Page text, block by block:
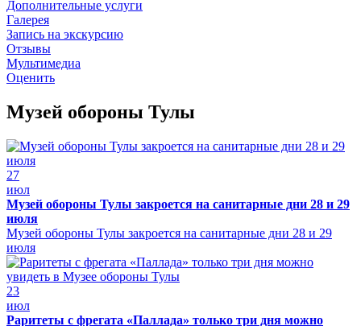
Дополнительные услуги
Галерея
Запись на экскурсию
Отзывы
Мультимедиа
Оценить
Музей обороны Тулы
27
июл
Музей обороны Тулы закроется на санитарные дни 28 и 29
июля
Музей обороны Тулы закроется на санитарные дни 28 и 29
июля
23
июл
Раритеты с фрегата «Паллада» только три дня можно